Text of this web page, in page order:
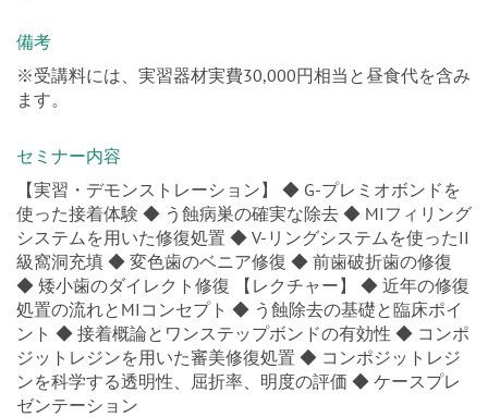
備考
※受講料には、実習器材実費30,000円相当と昼食代を含み
ます。
セミナー内容
【実習・デモンストレーション】 ◆ G-プレミオボンドを
使った接着体験 ◆ う蝕病巣の確実な除去 ◆ MIフィリング
システムを用いた修復処置 ◆ V-リングシステムを使ったII
級窩洞充填 ◆ 変色歯のベニア修復 ◆ 前歯破折歯の修復
◆ 矮小歯のダイレクト修復 【レクチャー】 ◆ 近年の修復
処置の流れとMIコンセプト ◆ う蝕除去の基礎と臨床ポイ
ント ◆ 接着概論とワンステップボンドの有効性 ◆ コンポ
ジットレジンを用いた審美修復処置 ◆ コンポジットレジ
ンを科学する透明性、屈折率、明度の評価 ◆ ケースプレ
ゼンテーション